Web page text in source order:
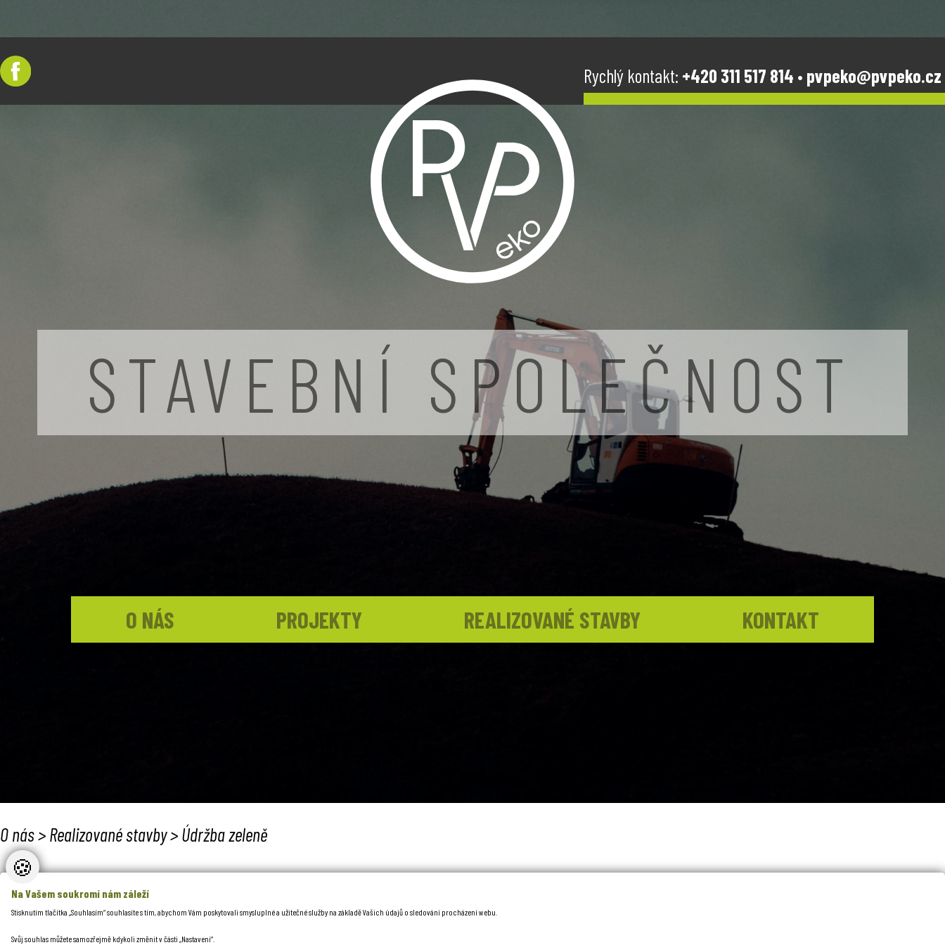
Rychlý kontakt: +420 311 517 814 • pvpeko@pvpeko.cz
STAVEBNÍ SPOLEČNOST
O NÁS PROJEKTY REALIZOVANÉ STAVBY KONTAKT
O nás>Realizované stavby>Údržba zeleně
🍪
Na Vašem soukromí nám záleží
Stisknutím tlačítka „Souhlasím“ souhlasíte s tím, abychom Vám poskytovali smysluplné a užitečné služby na základě Vašich údajů o sledování procházení webu.
Svůj souhlas můžete samozřejmě kdykoli změnit v části „Nastavení“.